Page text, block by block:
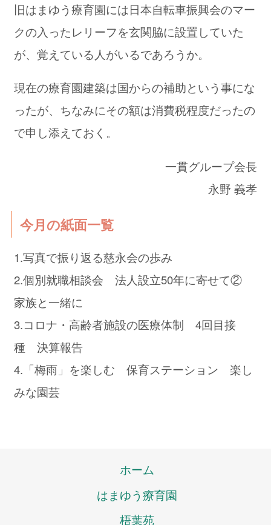
旧はまゆう療育園には日本自転車振興会のマー
クの入ったレリーフを玄関脇に設置していた
が、覚えている人がいるであろうか。
現在の療育園建築は国からの補助という事にな
ったが、ちなみにその額は消費税程度だったの
で申し添えておく。
一貫グループ会長
永野 義孝
今月の紙面一覧
1.写真で振り返る慈永会の歩み
2.個別就職相談会 法人設立50年に寄せて②
家族と一緒に
3.コロナ・高齢者施設の医療体制 4回目接
種 決算報告
4.「梅雨」を楽しむ 保育ステーション 楽し
みな園芸
ホーム
はまゆう療育園
梧葉苑